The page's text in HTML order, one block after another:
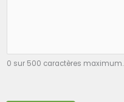
0 sur 500 caractères maximum.